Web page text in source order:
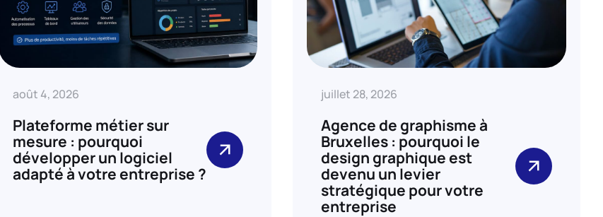
août 4, 2026
Plateforme métier sur
mesure : pourquoi
développer un logiciel
adapté à votre entreprise ?
juillet 28, 2026
Agence de graphisme à
Bruxelles : pourquoi le
design graphique est
devenu un levier
stratégique pour votre
entreprise